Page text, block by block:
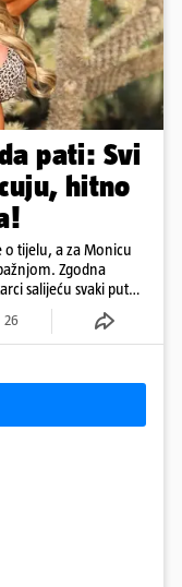
pati: Svi
hitno
o tijelu, a za Monicu
Zgodna
salijeću svaki put
26